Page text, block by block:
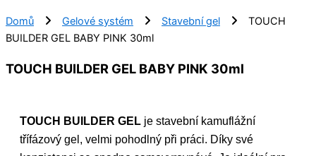
Domů Gelové systém Stavební gel
TOUCH
BUILDER GEL BABY PINK 30ml
TOUCH BUILDER GEL BABY PINK 30ml
TOUCH BUILDER GEL je stavební kamuflážní
třífázový gel, velmi pohodlný při práci. Díky své